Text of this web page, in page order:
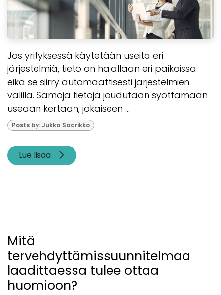
Jos yrityksessä käytetään useita eri
järjestelmiä, tieto on hajallaan eri paikoissa
eikä se siirry automaattisesti järjestelmien
välillä. Samoja tietoja joudutaan syöttämään
useaan kertaan; jokaiseen ...
Posts by: Jukka Saarikko
Lue lisää
Mitä
tervehdyttämissuunnitelmaa
laadittaessa tulee ottaa
huomioon?